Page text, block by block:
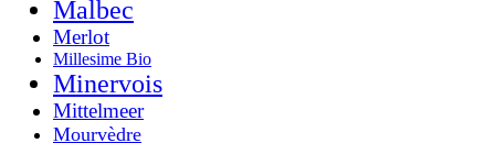
Malbec
Merlot
Millesime Bio
Minervois
Mittelmeer
Mourvèdre